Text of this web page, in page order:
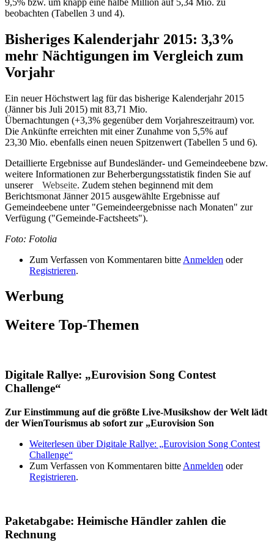
beobachten (Tabellen 3 und 4).
Bisheriges Kalenderjahr 2015: 3,3%
mehr Nächtigungen im Vergleich zum
Vorjahr
Ein neuer Höchstwert lag für das bisherige Kalenderjahr 2015
(Jänner bis Juli 2015) mit 83,71 Mio.
Übernachtungen (+3,3% gegenüber dem Vorjahreszeitraum) vor.
Die Ankünfte erreichten mit einer Zunahme von 5,5% auf
23,30 Mio. ebenfalls einen neuen Spitzenwert (Tabellen 5 und 6).
Detaillierte Ergebnisse auf Bundesländer- und Gemeindeebene bzw.
weitere Informationen zur Beherbergungsstatistik finden Sie auf
unserer
Webseite. Zudem stehen beginnend mit dem
Berichtsmonat Jänner 2015 ausgewählte Ergebnisse auf
Gemeindeebene unter "Gemeindeergebnisse nach Monaten" zur
Verfügung ("Gemeinde-Factsheets").
Foto: Fotolia
Zum Verfassen von Kommentaren bitte Anmelden oder
Registrieren.
Werbung
Weitere Top-Themen
Digitale Rallye: „Eurovision Song Contest
Challenge“
Zur Einstimmung auf die größte Live-Musikshow der Welt lädt
der WienTourismus ab sofort zur „Eurovision Son
Weiterlesen über Digitale Rallye: „Eurovision Song Contest
Challenge“
Zum Verfassen von Kommentaren bitte Anmelden oder
Registrieren.
Paketabgabe: Heimische Händler zahlen die
Rechnung